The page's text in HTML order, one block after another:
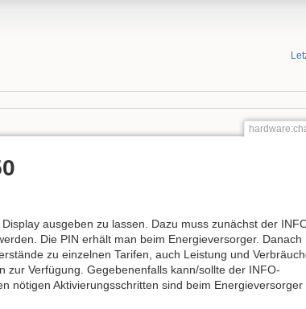
ausgeben zu lassen. Dazu muss zunächst der
Die PIN erhält man beim Energieversorger. Danach
zu einzelnen Tarifen, auch Leistung und
zur Verfügung. Gegebenenfalls kann/sollte der INFO-
nötigen Aktivierungsschritten sind beim